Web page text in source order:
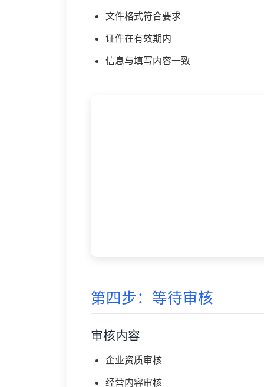
文件格式符合要求
证件在有效期内
信息与填写内容一致
第四步：等待审核
审核内容
企业资质审核
经营内容审核